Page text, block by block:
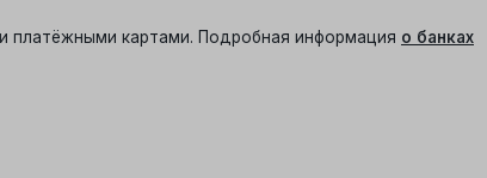
платёжными картами. Подробная информация о банках